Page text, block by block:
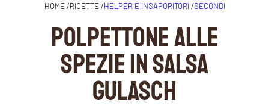
HOME /RICETTE /HELPER E INSAPORITORI /SECONDI
Polpettone alle
spezie in salsa
Gulasch